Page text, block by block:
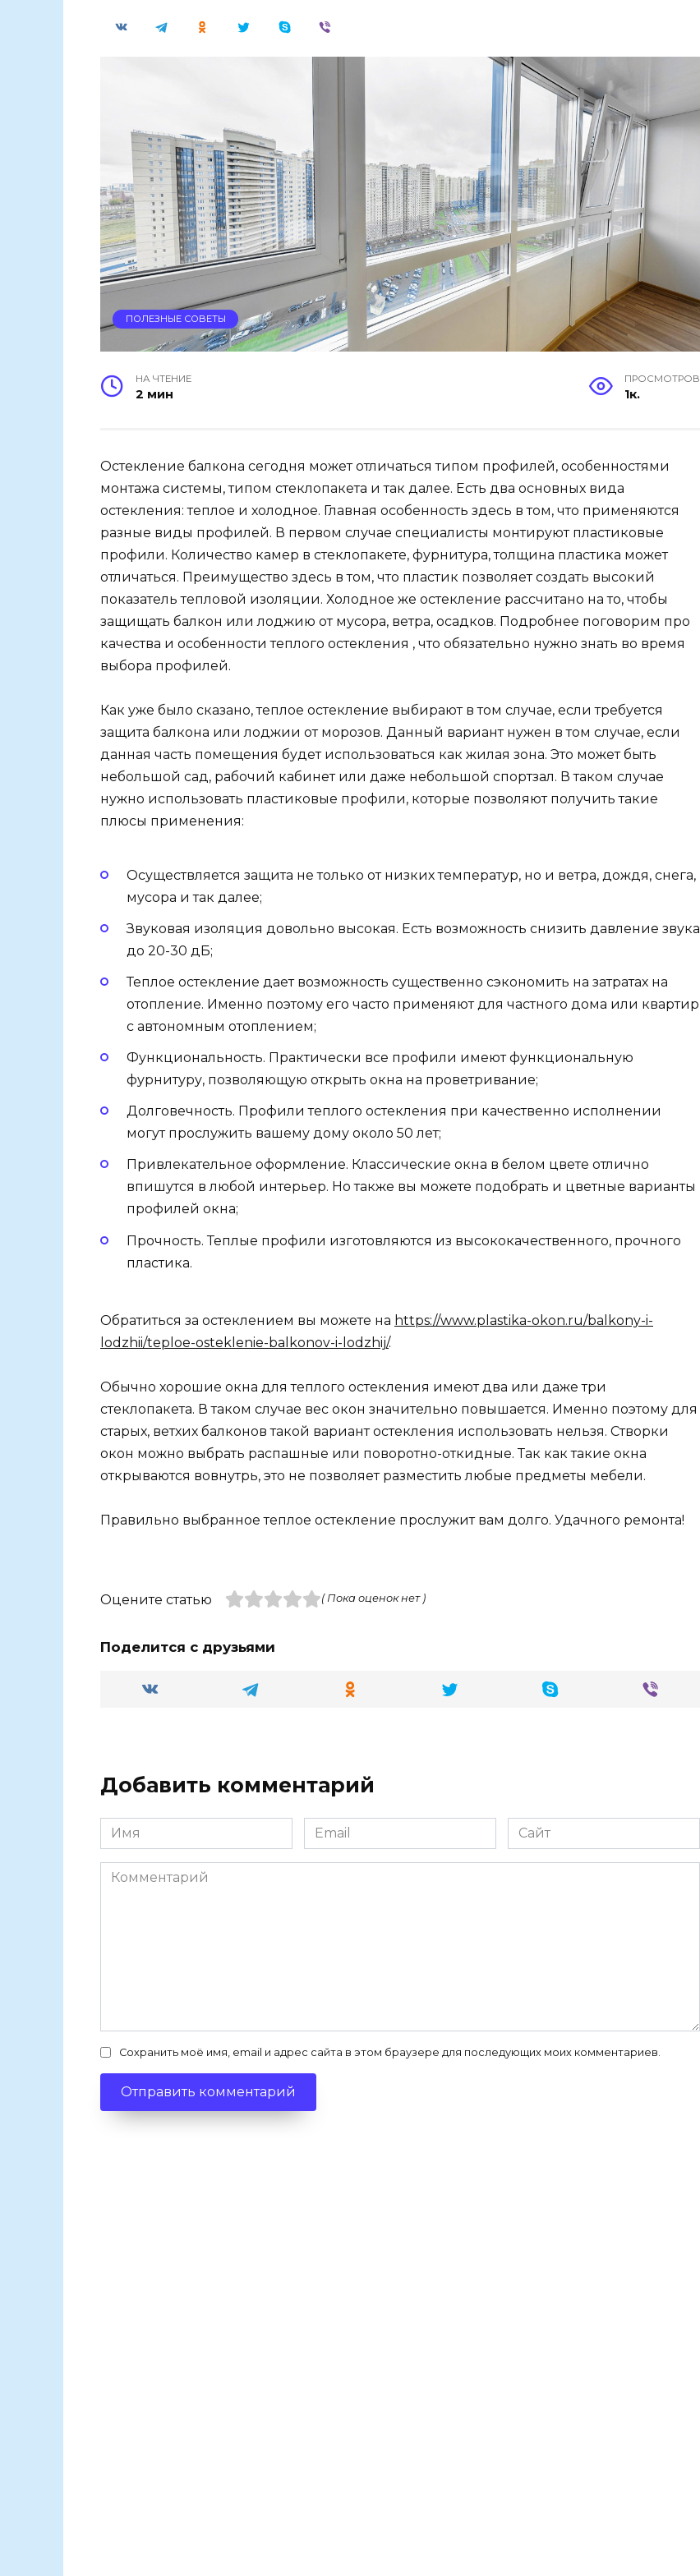
ПОЛЕЗНЫЕ СОВЕТЫ
НА ЧТЕНИЕ
2 мин
ПРОСМОТРОВ
1к.
Остекление балкона сегодня может отличаться типом профилей, особенностями
монтажа системы, типом стеклопакета и так далее. Есть два основных вида
остекления: теплое и холодное. Главная особенность здесь в том, что применяются
разные виды профилей. В первом случае специалисты монтируют пластиковые
профили. Количество камер в стеклопакете, фурнитура, толщина пластика может
отличаться. Преимущество здесь в том, что пластик позволяет создать высокий
показатель тепловой изоляции. Холодное же остекление рассчитано на то, чтобы
защищать балкон или лоджию от мусора, ветра, осадков. Подробнее поговорим про
качества и особенности теплого остекления , что обязательно нужно знать во время
выбора профилей.
Как уже было сказано, теплое остекление выбирают в том случае, если требуется
защита балкона или лоджии от морозов. Данный вариант нужен в том случае, если
данная часть помещения будет использоваться как жилая зона. Это может быть
небольшой сад, рабочий кабинет или даже небольшой спортзал. В таком случае
нужно использовать пластиковые профили, которые позволяют получить такие
плюсы применения:
Осуществляется защита не только от низких температур, но и ветра, дождя, снега,
мусора и так далее;
Звуковая изоляция довольно высокая. Есть возможность снизить давление звука
до 20-30 дБ;
Теплое остекление дает возможность существенно сэкономить на затратах на
отопление. Именно поэтому его часто применяют для частного дома или квартир
с автономным отоплением;
Функциональность. Практически все профили имеют функциональную
фурнитуру, позволяющую открыть окна на проветривание;
Долговечность. Профили теплого остекления при качественно исполнении
могут прослужить вашему дому около 50 лет;
Привлекательное оформление. Классические окна в белом цвете отлично
впишутся в любой интерьер. Но также вы можете подобрать и цветные варианты
профилей окна;
Прочность. Теплые профили изготовляются из высококачественного, прочного
пластика.
Обратиться за остеклением вы можете на https://www.plastika-okon.ru/balkony-i-
lodzhii/teploe-osteklenie-balkonov-i-lodzhij/.
Обычно хорошие окна для теплого остекления имеют два или даже три
стеклопакета. В таком случае вес окон значительно повышается. Именно поэтому для
старых, ветхих балконов такой вариант остекления использовать нельзя. Створки
окон можно выбрать распашные или поворотно-откидные. Так как такие окна
открываются вовнутрь, это не позволяет разместить любые предметы мебели.
Правильно выбранное теплое остекление прослужит вам долго. Удачного ремонта!
Оцените статью ( Пока оценок нет )
Поделится с друзьями
Добавить комментарий
Имя Email Сайт
Комментарий
Сохранить моё имя, email и адрес сайта в этом браузере для последующих моих комментариев.